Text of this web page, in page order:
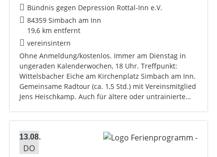
Bündnis gegen Depression Rottal-Inn e.V.
84359 Simbach am Inn
19,6 km entfernt
vereinsintern
Ohne Anmeldung/kostenlos. Immer am Dienstag in
ungeraden Kalenderwochen, 18 Uhr. Treffpunkt:
Wittelsbacher Eiche am Kirchenplatz Simbach am Inn.
Gemeinsame Radtour (ca. 1,5 Std.) mit Vereinsmitglied
Jens Heischkamp. Auch für ältere oder untrainierte…
13.08.
DO